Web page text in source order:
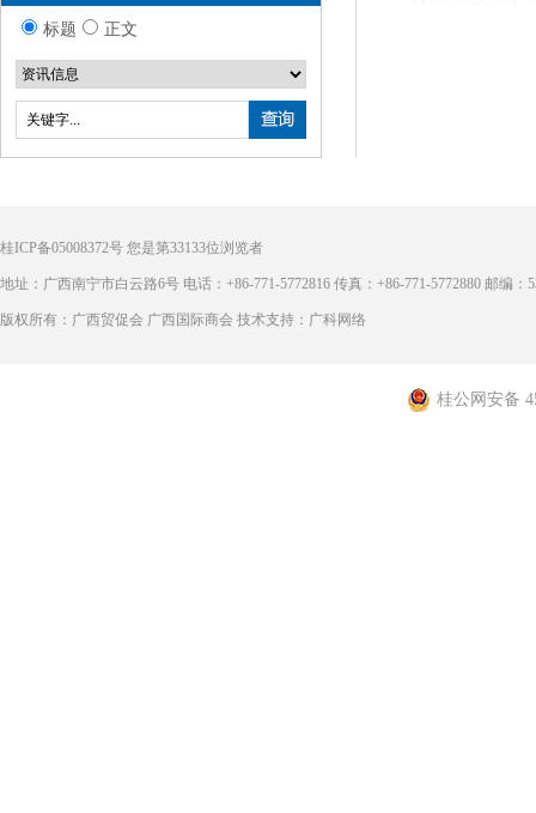
标题 正文
桂ICP备05008372号 您是第33133位浏览者
地址：广西南宁市白云路6号 电话：+86-771-5772816 传真：+86-771-5772880 邮编：
版权所有：广西贸促会 广西国际商会 技术支持：广科网络
桂公网安备